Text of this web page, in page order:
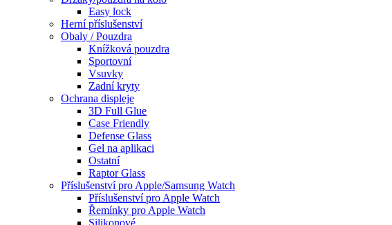
Easy lock
Herní příslušenství
Obaly / Pouzdra
Knížková pouzdra
Sportovní
Vsuvky
Zadní kryty
Ochrana displeje
3D Full Glue
Case Friendly
Defense Glass
Gel na aplikaci
Ostatní
Raptor Glass
Příslušenství pro Apple/Samsung Watch
Příslušenství pro Apple Watch
Řemínky pro Apple Watch
Silikonové